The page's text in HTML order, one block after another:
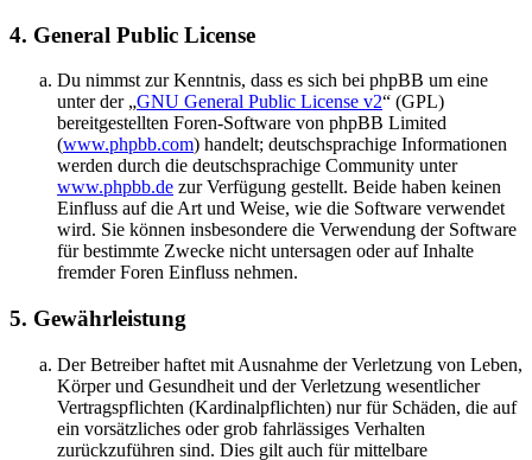
4. General Public License
Du nimmst zur Kenntnis, dass es sich bei phpBB um eine
unter der „GNU General Public License v2“ (GPL)
bereitgestellten Foren-Software von phpBB Limited
(www.phpbb.com) handelt; deutschsprachige Informationen
werden durch die deutschsprachige Community unter
www.phpbb.de zur Verfügung gestellt. Beide haben keinen
Einfluss auf die Art und Weise, wie die Software verwendet
wird. Sie können insbesondere die Verwendung der Software
für bestimmte Zwecke nicht untersagen oder auf Inhalte
fremder Foren Einfluss nehmen.
5. Gewährleistung
Der Betreiber haftet mit Ausnahme der Verletzung von Leben,
Körper und Gesundheit und der Verletzung wesentlicher
Vertragspflichten (Kardinalpflichten) nur für Schäden, die auf
ein vorsätzliches oder grob fahrlässiges Verhalten
zurückzuführen sind. Dies gilt auch für mittelbare